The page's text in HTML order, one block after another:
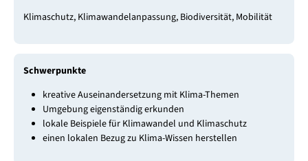
Klimaschutz, Klimawandelanpassung, Biodiversität, Mobilität
Schwerpunkte
kreative Auseinandersetzung mit Klima-Themen
Umgebung eigenständig erkunden
lokale Beispiele für Klimawandel und Klimaschutz
einen lokalen Bezug zu Klima-Wissen herstellen